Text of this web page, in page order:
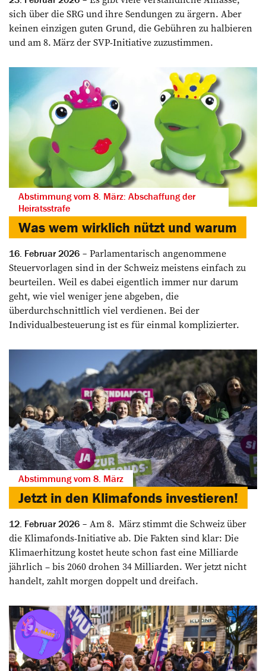
sich über die SRG und ihre Sendungen zu ärgern. Aber
keinen einzigen guten Grund, die Gebühren zu halbieren
und am 8. März der SVP-Initiative zuzustimmen.
Abstimmung vom 8. März: Abschaffung der
Heiratsstrafe
Was wem wirklich nützt und warum
16. Februar 2026
Parlamentarisch angenommene
Steuervorlagen sind in der Schweiz meistens einfach zu
beurteilen. Weil es dabei eigentlich immer nur darum
geht, wie viel weniger jene abgeben, die
überdurchschnittlich viel verdienen. Bei der
Individualbesteuerung ist es für einmal komplizierter.
Abstimmung vom 8. März
Jetzt in den Klimafonds investieren!
12. Februar 2026
Am 8. März stimmt die Schweiz über
die Klimafonds-Initiative ab. Die Fakten sind klar: Die
Klima­erhitzung kostet heute schon fast eine Milliarde
jährlich – bis 2060 drohen 34 Milliarden. Wer jetzt nicht
handelt, zahlt morgen doppelt und dreifach.